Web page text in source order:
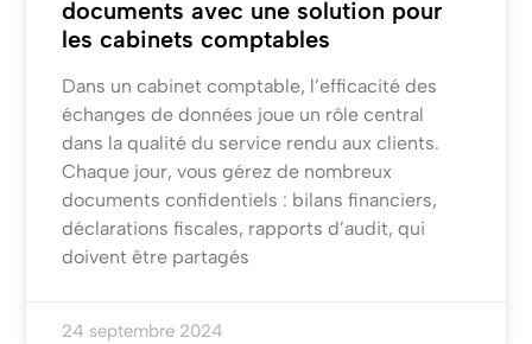
documents avec une solution pour
les cabinets comptables
Dans un cabinet comptable, l’efficacité des
échanges de données joue un rôle central
dans la qualité du service rendu aux clients.
Chaque jour, vous gérez de nombreux
documents confidentiels : bilans financiers,
déclarations fiscales, rapports d’audit, qui
doivent être partagés
24 septembre 2024